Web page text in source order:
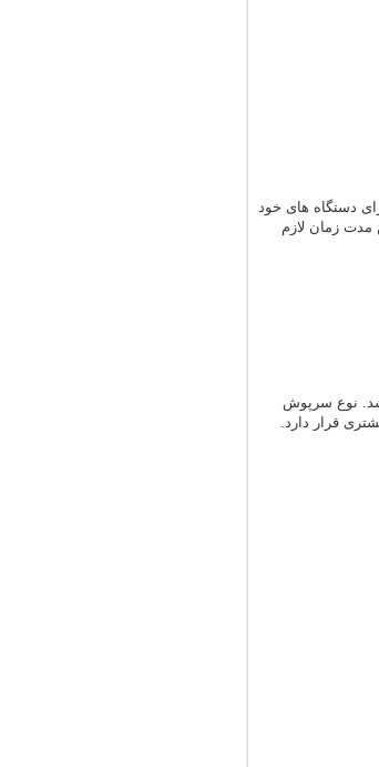
بانک ها، مشاغل حساس مانند طلافروشی ها و … انرژی بالاتر از ۲۰ دقیقه را برای دستگاه های خود
مدت زمان لازم
نوع سرپوش
قرار دارد.